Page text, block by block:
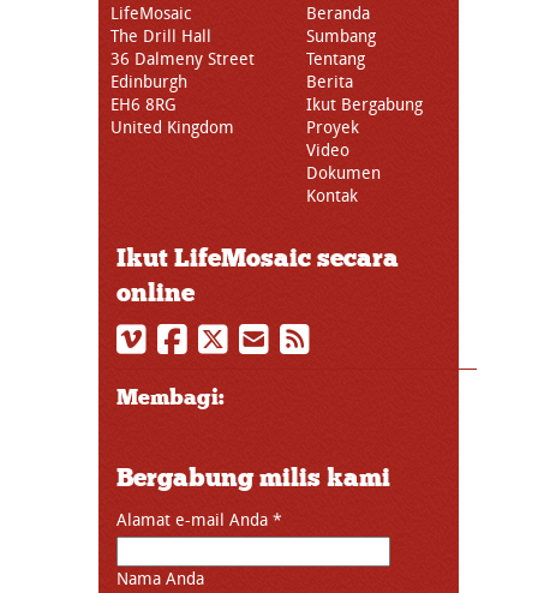
LifeMosaic
The Drill Hall
36 Dalmeny Street
Edinburgh
EH6 8RG
United Kingdom
Beranda
Sumbang
Tentang
Berita
Ikut Bergabung
Proyek
Video
Dokumen
Kontak
Ikut LifeMosaic secara
online
Membagi:
Bergabung milis kami
Alamat e-mail Anda *
Nama Anda